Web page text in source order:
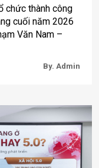
chức thành công
cuối năm 2026
Văn Nam –
By. Admin